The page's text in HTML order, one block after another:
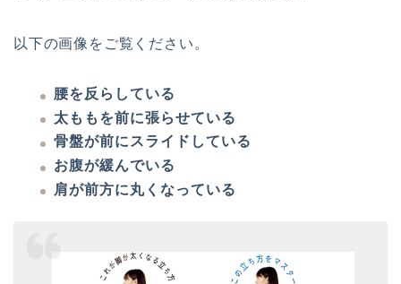
以下の画像をご覧ください。
腰を反らしている
太ももを前に張らせている
骨盤が前にスライドしている
お腹が緩んでいる
肩が前方に丸くなっている